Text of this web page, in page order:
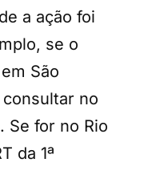
a ação foi
se o
São
no
Se for no Rio
da 1ª